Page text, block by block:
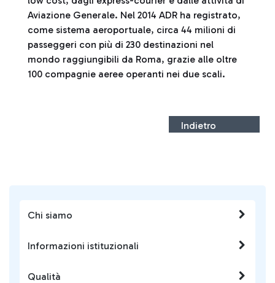
Chi siamo
Informazioni istituzionali
Qualità
Aviazione Generale. Nel 2014 ADR ha registrato,
come sistema aeroportuale, circa 44 milioni di
passeggeri con più di 230 destinazioni nel
mondo raggiungibili da Roma, grazie alle oltre
100 compagnie aeree operanti nei due scali.
Indietro